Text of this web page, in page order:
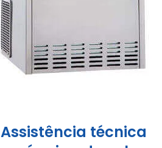
Assistência técnica